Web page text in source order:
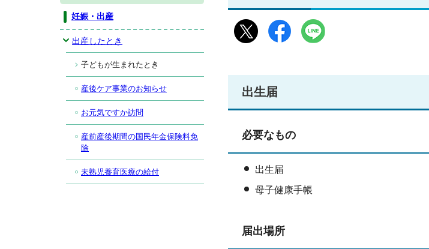
出生届
必要なもの
出生届
母子健康手帳
届出場所
妊娠・出産
出産したとき
子どもが生まれたとき
産後ケア事業のお知らせ
お元気ですか訪問
産前産後期間の国民年金保険料免
除
未熟児養育医療の給付